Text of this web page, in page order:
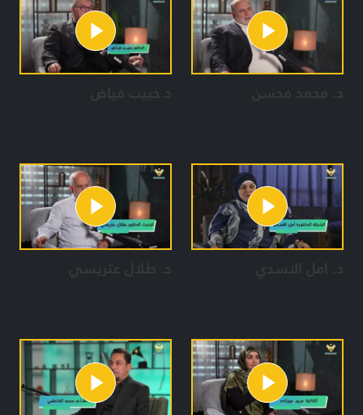
د. محمد محسن د.حبيب فياض
د. امل الاسدي د. طلال عتريسي